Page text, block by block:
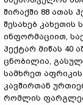
შირაქში 88 ათას
შესახებ კახეთის
ინფორმაციით,
ჰექტარ მიწას 40
ცნობილია,
სამხრეთ
კავშირთან
რომლის